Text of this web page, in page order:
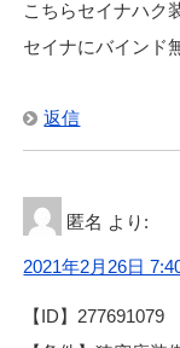
こちらセイナハク
セイナにバインド
返信
匿名 より:
2021年2月26日
【ID】277691079